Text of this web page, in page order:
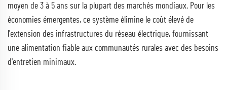
moyen de 3 à 5 ans sur la plupart des marchés mondiaux. Pour les
économies émergentes, ce système élimine le coût élevé de
l'extension des infrastructures du réseau électrique, fournissant
une alimentation fiable aux communautés rurales avec des besoins
d'entretien minimaux.